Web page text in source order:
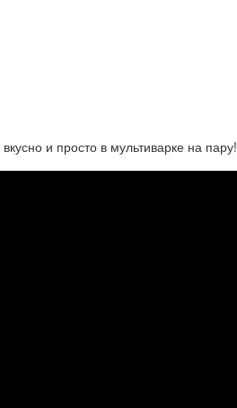
и просто в мультиварке на пару!